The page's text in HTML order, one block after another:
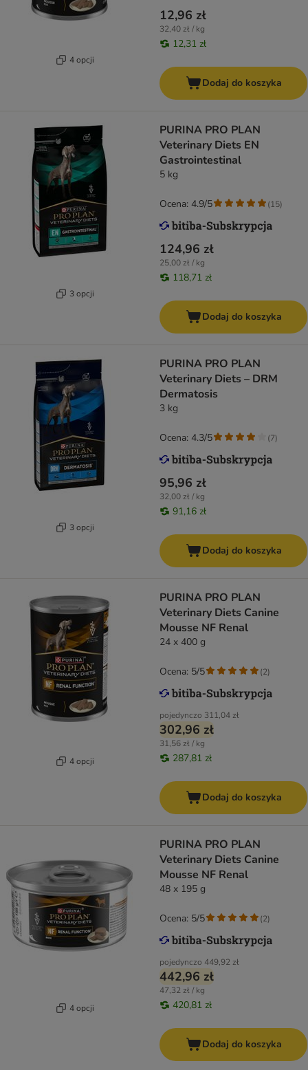
4 opcji
12,96 zł
32,40 zł / kg
12,31 zł
Dodaj do koszyka
3 opcji
PURINA PRO PLAN
Veterinary Diets EN
Gastrointestinal
5 kg
124,96 zł
25,00 zł / kg
118,71 zł
Ocena: 4.9/5 (15)
Dodaj do koszyka
3 opcji
PURINA PRO PLAN
Veterinary Diets – DRM
Dermatosis
3 kg
95,96 zł
32,00 zł / kg
91,16 zł
Ocena: 4.3/5 (7)
Dodaj do koszyka
4 opcji
PURINA PRO PLAN
Veterinary Diets Canine
Mousse NF Renal
24 x 400 g
pojedynczo 311,04 zł
302,96 zł
31,56 zł / kg
287,81 zł
Ocena: 5/5 (2)
Dodaj do koszyka
4 opcji
PURINA PRO PLAN
Veterinary Diets Canine
Mousse NF Renal
48 x 195 g
pojedynczo 449,92 zł
442,96 zł
47,32 zł / kg
420,81 zł
Ocena: 5/5 (2)
Dodaj do koszyka